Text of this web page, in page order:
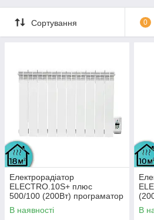
Сортування 0
Електрорадіатор
ELECTRO.10S+ плюс
500/100 (200Вт) програматор
1300Вт з настінними
кріпленнями
В наявності В